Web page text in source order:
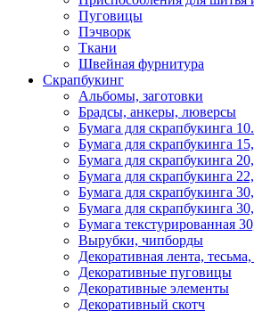
Пуговицы
Пэчворк
Ткани
Швейная фурнитура
Скрапбукинг
Альбомы, заготовки
Брадсы, анкеры, люверсы
Бумага для скрапбукинга
Бумага для скрапбукинга
Бумага для скрапбукинга
Бумага для скрапбукинга
Бумага для скрапбукинга
Бумага для скрапбукинга
Бумага текстурированная
Вырубки, чипборды
Декоративная лента,
Декоративные пуговицы
Декоративные элементы
Декоративный скотч